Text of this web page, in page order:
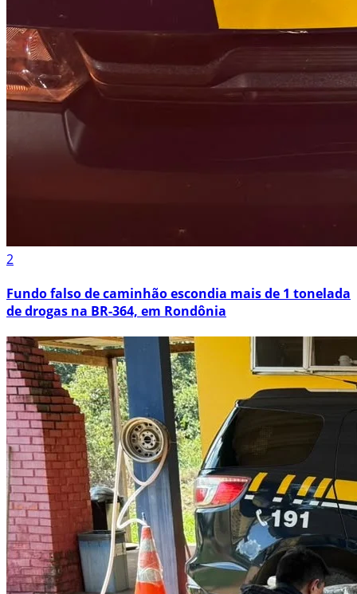
2
Fundo falso de caminhão escondia mais de 1 tonelada
de drogas na BR-364, em Rondônia